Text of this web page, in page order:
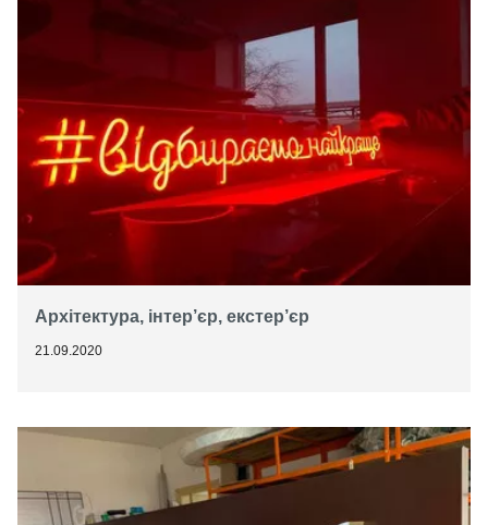
Архітектура, інтер’єр, екстер’єр
21.09.2020